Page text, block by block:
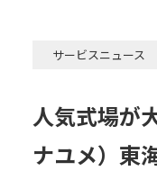
サービスニュース
人気式場が
ナユメ）東